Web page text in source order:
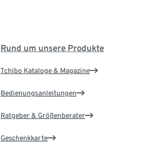
Rund um unsere Produkte
Tchibo Kataloge & Magazine
Bedienungsanleitungen
Ratgeber & Größenberater
Geschenkkarte